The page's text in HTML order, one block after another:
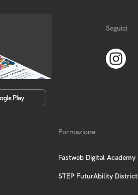
Seguici
Formazione
Fastweb Digital Academy
STEP FuturAbility District